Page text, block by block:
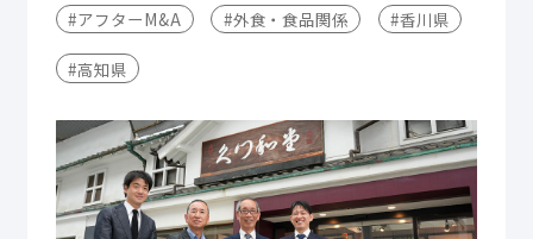
#アフターM&A #外食・食品関係 #香川県
#高知県